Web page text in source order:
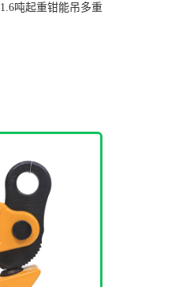
1.6吨起重钳能吊多重